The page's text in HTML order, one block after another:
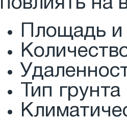
Площадь
Тип